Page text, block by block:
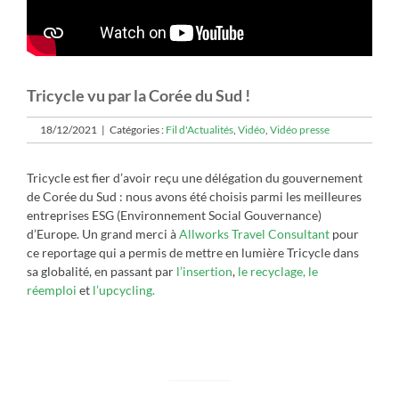
Tricycle vu par la Corée du Sud !
18/12/2021 | Catégories : Fil d'Actualités Vidéo Vidéo presse
Tricycle est fier d’avoir reçu une délégation du gouvernement
de Corée du Sud : nous avons été choisis parmi les meilleures
entreprises ESG (Environnement Social Gouvernance)
d’Europe. Un grand merci àAllworks Travel Consultant pour
ce reportage qui a permis de mettre en lumière Tricycle dans
sa globalité, en passant par l’insertion, le recyclage, le
réemploi et l’upcycling.